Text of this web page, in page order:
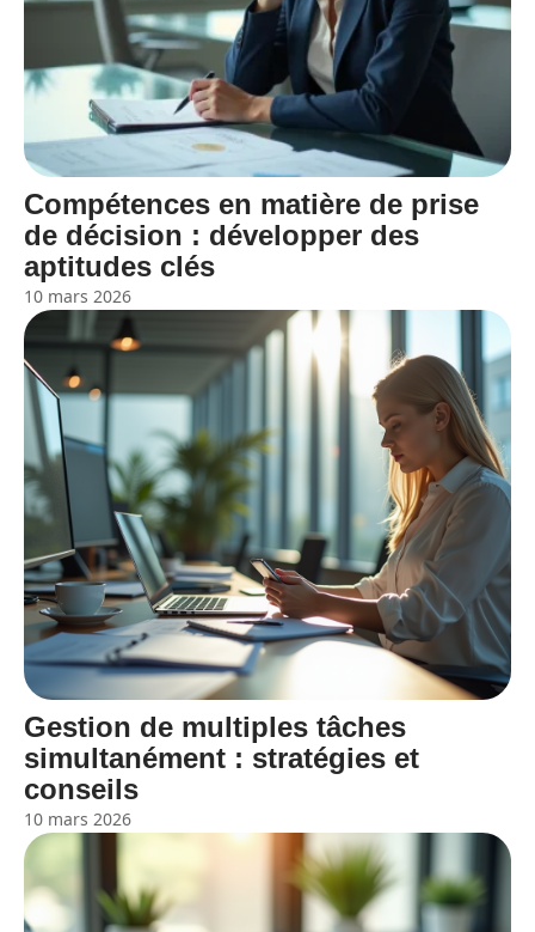
Compétences en matière de prise
de décision : développer des
aptitudes clés
10 mars 2026
Gestion de multiples tâches
simultanément : stratégies et
conseils
10 mars 2026